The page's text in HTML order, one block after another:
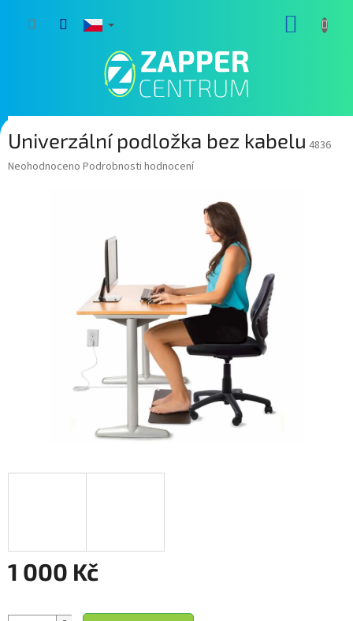
Univerzální podložka bez kabelu 4836
Průměrné
Neohodnoceno Podrobnosti hodnocení
1 000 Kč
cena: